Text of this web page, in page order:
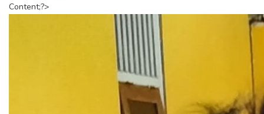
Content;?>